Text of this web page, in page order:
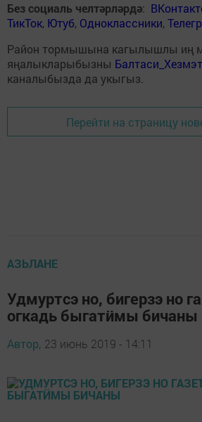
Без социаль челтәрләрдә:
ТикТок, Ютуб, Одноклассники,
Район тормышына кагылышлы иң
яңалыкларыбызны Балтаси_Хезмэт
каналыбызда да укыгыз.
Перейти на страницу
АЗЬЛАНЕ
Удмуртсэ но, бигерзэ но
огкадь быгатӥмы бичаны
Автор, 23 июнь 2019 - 14:11